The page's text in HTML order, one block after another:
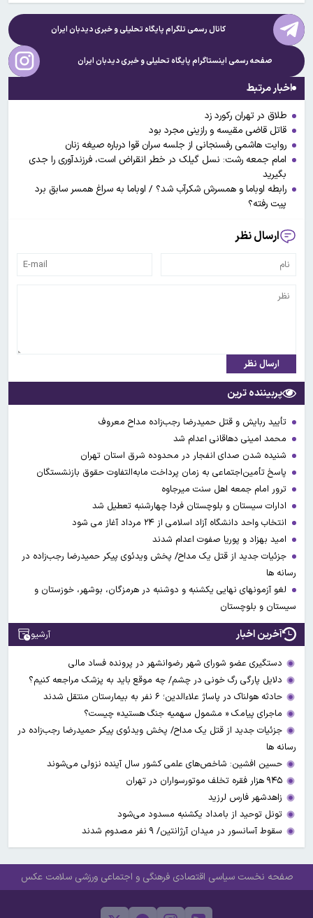
کانال رسمی تلگرام پایگاه تحلیلی و خبریدیدبان ایران
صفحه رسمی اینستاگرام پایگاه تحلیلی و خبریدیدبان ایران
اخبار مرتبط
طلاق در تهران رکورد زد
قاتل قاضی مقیسه و رازینی مجرد بود
روایت هاشمی رفسنجانی از جلسه سران قوا درباره صیغه زنان
امام جمعه رشت: نسل گیلک در خطر انقراض است، فرزندآوری را جدی
بگیرید
رابطه اوباما و همسرش شکرآب شد؟ / اوباما به سراغ همسر سابق برد
پیت رفته؟
ارسال نظر
ارسال نظر
پربیننده ترین
تأیید ربایش و قتل حمیدرضا رجب‌زاده مداح معروف
محمد امینی دهاقانی اعدام شد
شنیده شدن صدای انفجار در محدوده شرق استان تهران
پاسخ تأمین‌اجتماعی به زمان پرداخت مابه‌التفاوت حقوق بازنشستگان
ترور امام جمعه اهل سنت میرجاوه
ادارات سیستان و بلوچستان فردا چهارشنبه تعطیل شد
انتخاب واحد دانشگاه آزاد اسلامی از ۲۴ مرداد آغاز می شود
امید بهزاد و پوریا صفوت اعدام شدند
جزئیات جدید از قتل یک مداح/ پخش ویدئوی پیکر حمیدرضا رجب‌زاده در
رسانه ها
لغو آزمونهای نهایی یکشنبه و دوشنبه در هرمزگان، بوشهر، خوزستان و
سیستان و بلوچستان
آخرین اخبار آرشیو
دستگیری عضو شورای شهر رضوانشهر در پرونده فساد مالی
دلایل پارگی رگ خونی در چشم/ چه موقع باید به پزشک مراجعه کنیم؟
حادثه هولناک در پاساژ علاءالدین؛ ۶ نفر به بیمارستان منتقل شدند
ماجرای پیامک « مشمول سهمیه جنگ هستید» چیست؟
جزئیات جدید از قتل یک مداح/ پخش ویدئوی پیکر حمیدرضا رجب‌زاده در
رسانه ها
حسین افشین: شاخص‌های علمی کشور سال آینده نزولی می‌شوند
۹۴۵ هزار فقره تخلف موتورسواران در تهران
زاهدشهر فارس لرزید
تونل توحید از بامداد یکشنبه مسدود می‌شود
سقوط آسانسور در میدان آرژانتین/ ۹ نفر مصدوم شدند
صفحه نخست سیاسی اقتصادی فرهنگی و اجتماعی ورزشی سلامت عکس